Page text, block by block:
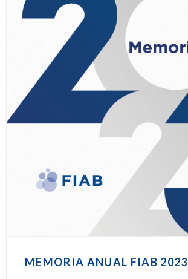
MEMORIA ANUAL FIAB 2023